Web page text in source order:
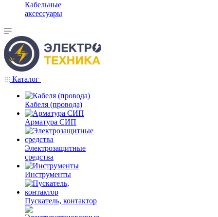
Кабельные
аксессуары
Каталог
Кабеля (провода)
Арматура СИП
Электрозащитные
средства
Инструменты
Пускатель, контактор